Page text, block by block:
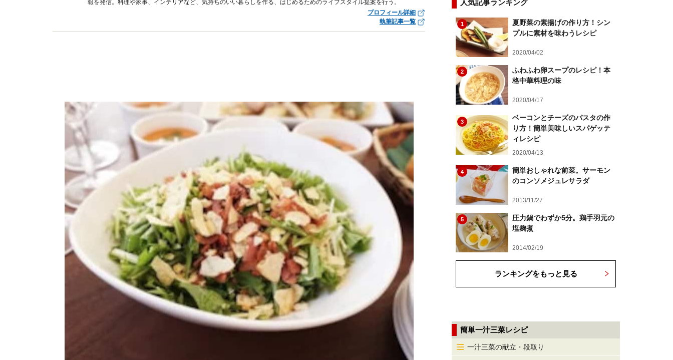
報を発信。料理や家事、インテリアなど、気持ちのいい暮らしを作る、はじめるためのライフスタイル提案を行う。
プロフィール詳細
執筆記事一覧
人気記事ランキング
1
夏野菜の素揚げの作り方！シン
プルに素材を味わうレシピ
2020/04/02
2
ふわふわ卵スープのレシピ！本
格中華料理の味
2020/04/17
3
ベーコンとチーズのパスタの作
り方！簡単美味しいスパゲッテ
ィレシピ
2020/04/13
4
簡単おしゃれな前菜。サーモン
のコンソメジュレサラダ
2013/11/27
5
圧力鍋でわずか5分。鶏手羽元の
塩麹煮
2014/02/19
ランキングをもっと見る
簡単一汁三菜レシピ
一汁三菜の献立・段取り